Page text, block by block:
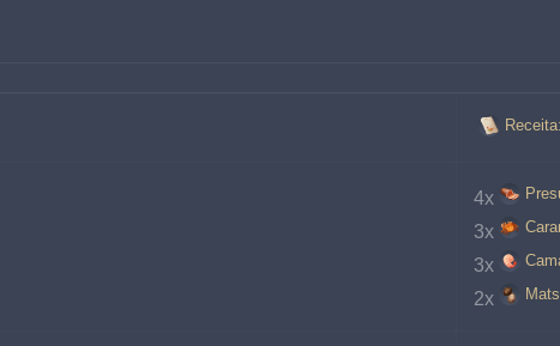
4x
3x
3x
2x